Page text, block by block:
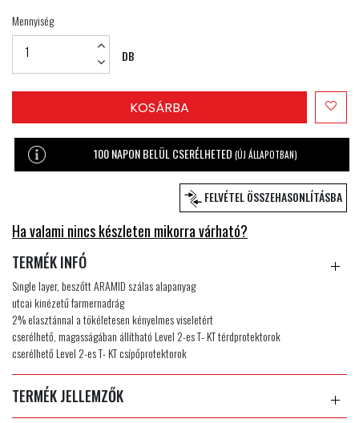
Mennyiség
DB
KOSÁRBA
100 NAPON BELÜL CSERÉLHETED (ÚJ ÁLLAPOTBAN)
FELVÉTEL ÖSSZEHASONLÍTÁSBA
Ha valami nincs készleten mikorra várható?
TERMÉK INFÓ
Single layer, beszőtt ARAMID szálas alapanyag
utcai kinézetű farmernadrág
2% elasztánnal a tökéletesen kényelmes viseletért
cserélhető, magasságában állítható Level 2-es T- KT térdprotektorok
cserélhető Level 2-es T- KT csípőprotektorok
TERMÉK JELLEMZŐK